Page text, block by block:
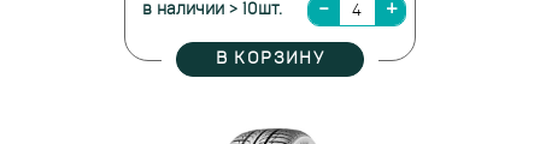
в наличии > 10шт.
В КОРЗИНУ